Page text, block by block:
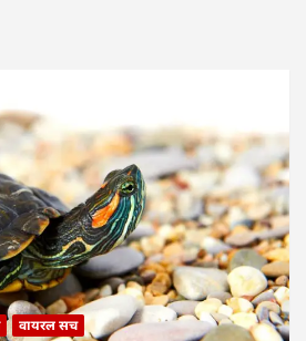
वायरल सच